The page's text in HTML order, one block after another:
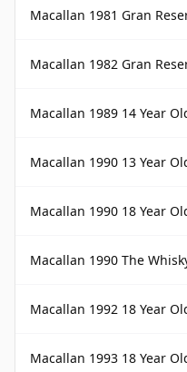
Macallan 1981 Gran
Macallan 1982 Gran
Macallan 1989 14 Year
Macallan 1990 13 Year
Macallan 1990 18 Year
Macallan 1990 The
Macallan 1992 18 Year
Macallan 1993 18 Year